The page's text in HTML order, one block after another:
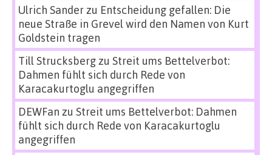
Ulrich Sanderzu Entscheidung gefallen: Die
neue Straße in Grevel wird den Namen von Kurt
Goldstein tragen
Till Strucksbergzu Streit ums Bettelverbot:
Dahmen fühlt sich durch Rede von
Karacakurtoglu angegriffen
DEWFan zu Streit ums Bettelverbot: Dahmen
fühlt sich durch Rede von Karacakurtoglu
angegriffen